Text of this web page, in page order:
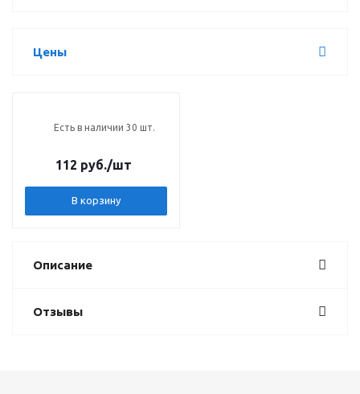
Цены
Есть в наличии 30 шт.
112 руб./шт
В корзину
Описание
Отзывы